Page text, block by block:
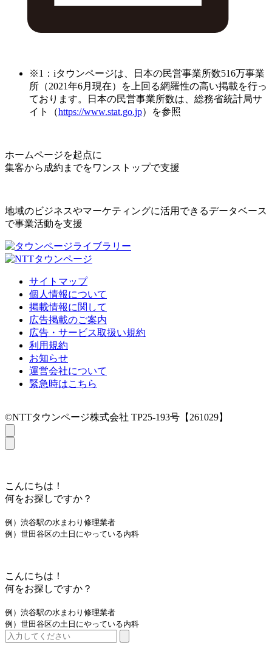
※1：iタウンページは、日本の民営事業所数516万事業
所（2021年6月現在）を上回る網羅性の高い掲載を行っ
ております。日本の民営事業所数は、総務省統計局サ
イト（https://www.stat.go.jp）を参照
ホームページを起点に
集客から成約までをワンストップで支援
地域のビジネスやマーケティングに活用できるデータベース
で事業活動を支援
サイトマップ
個人情報について
掲載情報に関して
広告掲載のご案内
広告・サービス取扱い規約
利用規約
お知らせ
運営会社について
緊急時はこちら
©NTTタウンページ株式会社 TP25-193号【261029】
こんにちは！
何をお探しですか？
例）渋谷駅の水まわり修理業者
例）世田谷区の土日にやっている内科
こんにちは！
何をお探しですか？
例）渋谷駅の水まわり修理業者
例）世田谷区の土日にやっている内科